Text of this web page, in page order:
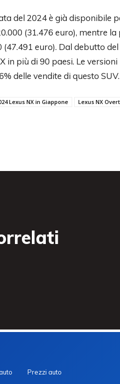
del 2024 è già disponibile
(31.476 euro), mentre
(47.491 euro). Dal debutto
in più di 90 paesi. Le
delle vendite di questo SUV.
Lexus NX in Giappone Lexus NX
Prezzi auto